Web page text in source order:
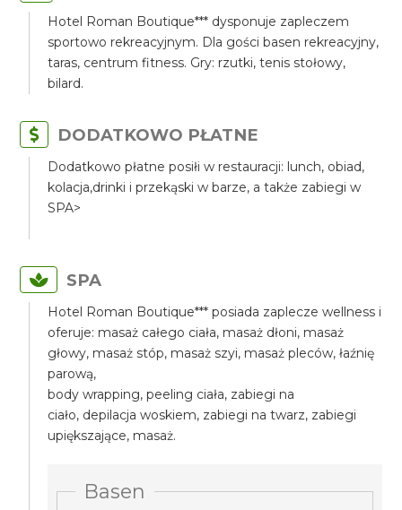
Hotel Roman Boutique*** dysponuje zapleczem
sportowo rekreacyjnym. Dla gości basen rekreacyjny,
taras, centrum fitness. Gry: rzutki, tenis stołowy,
bilard.
DODATKOWO PŁATNE
Dodatkowo płatne posiłi w restauracji: lunch, obiad,
kolacja,drinki i przekąski w barze, a także zabiegi w
SPA>
SPA
Hotel Roman Boutique*** posiada zaplecze wellness i
oferuje: masaż całego ciała, masaż dłoni, masaż
głowy, masaż stóp, masaż szyi, masaż pleców, łaźnię
parową,
body wrapping, peeling ciała, zabiegi na
ciało, depilacja woskiem, zabiegi na twarz, zabiegi
upiększające, masaż.
Basen